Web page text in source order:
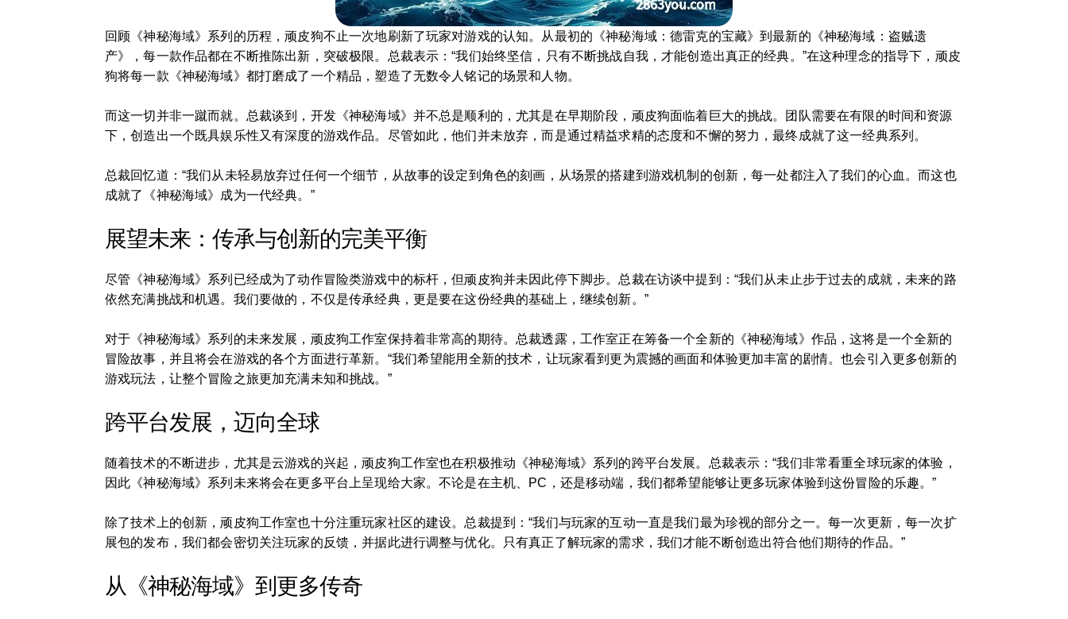
回顾《神秘海域》系列的历程，顽皮狗不止一次地刷新了玩家对游戏的认知。从最初的《神秘海域：德雷克的宝藏》到最新的《神秘海域：盗贼遗
产》，每一款作品都在不断推陈出新，突破极限。总裁表示：“我们始终坚信，只有不断挑战自我，才能创造出真正的经典。”在这种理念的指导下，顽皮
狗将每一款《神秘海域》都打磨成了一个精品，塑造了无数令人铭记的场景和人物。
而这一切并非一蹴而就。总裁谈到，开发《神秘海域》并不总是顺利的，尤其是在早期阶段，顽皮狗面临着巨大的挑战。团队需要在有限的时间和资源
下，创造出一个既具娱乐性又有深度的游戏作品。尽管如此，他们并未放弃，而是通过精益求精的态度和不懈的努力，最终成就了这一经典系列。
总裁回忆道：“我们从未轻易放弃过任何一个细节，从故事的设定到角色的刻画，从场景的搭建到游戏机制的创新，每一处都注入了我们的心血。而这也
成就了《神秘海域》成为一代经典。”
展望未来：传承与创新的完美平衡
尽管《神秘海域》系列已经成为了动作冒险类游戏中的标杆，但顽皮狗并未因此停下脚步。总裁在访谈中提到：“我们从未止步于过去的成就，未来的路
依然充满挑战和机遇。我们要做的，不仅是传承经典，更是要在这份经典的基础上，继续创新。”
对于《神秘海域》系列的未来发展，顽皮狗工作室保持着非常高的期待。总裁透露，工作室正在筹备一个全新的《神秘海域》作品，这将是一个全新的
冒险故事，并且将会在游戏的各个方面进行革新。“我们希望能用全新的技术，让玩家看到更为震撼的画面和体验更加丰富的剧情。也会引入更多创新的
游戏玩法，让整个冒险之旅更加充满未知和挑战。”
跨平台发展，迈向全球
随着技术的不断进步，尤其是云游戏的兴起，顽皮狗工作室也在积极推动《神秘海域》系列的跨平台发展。总裁表示：“我们非常看重全球玩家的体验，
因此《神秘海域》系列未来将会在更多平台上呈现给大家。不论是在主机、PC，还是移动端，我们都希望能够让更多玩家体验到这份冒险的乐趣。”
除了技术上的创新，顽皮狗工作室也十分注重玩家社区的建设。总裁提到：“我们与玩家的互动一直是我们最为珍视的部分之一。每一次更新，每一次扩
展包的发布，我们都会密切关注玩家的反馈，并据此进行调整与优化。只有真正了解玩家的需求，我们才能不断创造出符合他们期待的作品。”
从《神秘海域》到更多传奇